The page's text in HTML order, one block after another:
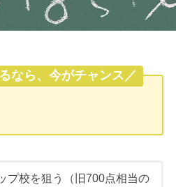
なら、今がチャンス／
プ校を狙う（旧700点相当の